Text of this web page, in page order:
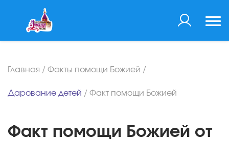
Главная / Факты помощи Божией /
Дарование детей / Факт помощи Божией
Факт помощи Божией от